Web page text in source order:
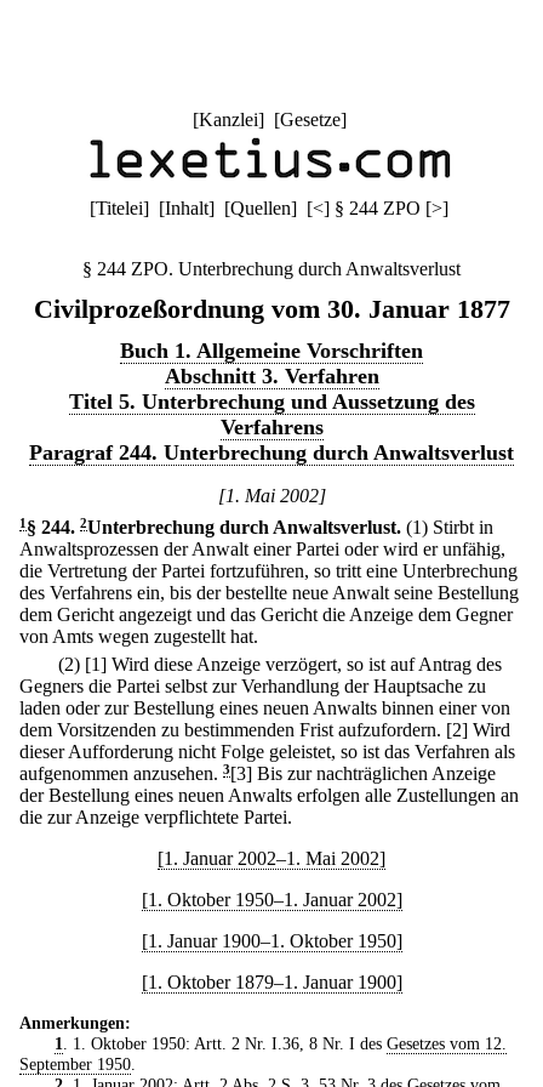
[Kanzlei] [Gesetze]
[Titelei] [Inhalt] [Quellen] [<] § 244 ZPO [>]
§ 244 ZPO. Unterbrechung durch Anwaltsverlust
Civilprozeßordnung vom 30. Januar 1877
Buch 1. Allgemeine Vorschriften
Abschnitt 3. Verfahren
Titel 5. Unterbrechung und Aussetzung des
Verfahrens
Paragraf 244. Unterbrechung durch Anwaltsverlust
[1. Mai 2002]
1 § 244. 2Unterbrechung durch Anwaltsverlust. (1) Stirbt in
Anwaltsprozessen der Anwalt einer Partei oder wird er unfähig,
die Vertretung der Partei fortzuführen, so tritt eine Unterbrechung
des Verfahrens ein, bis der bestellte neue Anwalt seine Bestellung
dem Gericht angezeigt und das Gericht die Anzeige dem Gegner
von Amts wegen zugestellt hat.
(2) [1] Wird diese Anzeige verzögert, so ist auf Antrag des
Gegners die Partei selbst zur Verhandlung der Hauptsache zu
laden oder zur Bestellung eines neuen Anwalts binnen einer von
dem Vorsitzenden zu bestimmenden Frist aufzufordern. [2] Wird
dieser Aufforderung nicht Folge geleistet, so ist das Verfahren als
aufgenommen anzusehen. 3[3] Bis zur nachträglichen Anzeige
der Bestellung eines neuen Anwalts erfolgen alle Zustellungen an
die zur Anzeige verpflichtete Partei.
[1. Januar 2002–1. Mai 2002]
[1. Oktober 1950–1. Januar 2002]
[1. Januar 1900–1. Oktober 1950]
[1. Oktober 1879–1. Januar 1900]
Anmerkungen:
1. 1. Oktober 1950: Artt. 2 Nr. I.36, 8 Nr. I des Gesetzes vom 12.
September 1950.